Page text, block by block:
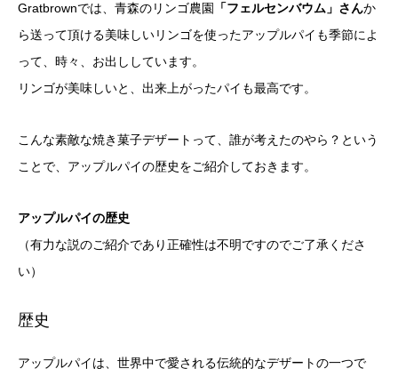
Gratbrownでは、青森のリンゴ農園 「フェルセンバウム」さんか
ら送って頂ける美味しいリンゴを使ったアップルパイも季節によ
って、時々、お出ししています。
リンゴが美味しいと、出来上がったパイも最高です。
こんな素敵な焼き菓子デザートって、誰が考えたのやら？という
ことで、アップルパイの歴史をご紹介しておきます。
アップルパイの歴史
（有力な説のご紹介であり正確性は不明ですのでご了承くださ
い）
歴史
アップルパイは、世界中で愛される伝統的なデザートの一つで